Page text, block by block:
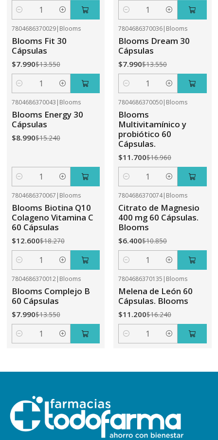
Cantidad Cantidad
7804686370029| Blooms
Blooms Fit 30
Cápsulas
$7.990$13.550
Cantidad
7804686370036| Blooms
Blooms Dream 30
Cápsulas
$7.990$13.550
Cantidad
7804686370043 | Blooms
Blooms Energy 30
Cápsulas
$8.990$15.240
Cantidad
7804686370050| Blooms
Blooms
Multivitamínico y
probiótico 60
Cápsulas.
$11.700$16.960
Cantidad
7804686370067 | Blooms
Blooms Biotina Q10
Colageno Vitamina C
60 Cápsulas
$12.600$18.270
Cantidad
7804686370074| Blooms
Citrato de Magnesio
400 mg 60 Cápsulas.
Blooms
$6.400$10.850
Cantidad
7804686370012| Blooms
Blooms Complejo B
60 Cápsulas
$7.990$13.550
Cantidad
7804686370135 | Blooms
Melena de León 60
Cápsulas. Blooms
$11.200$16.240
Cantidad